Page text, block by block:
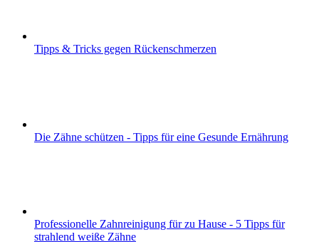
Tipps & Tricks gegen Rückenschmerzen
Die Zähne schützen - Tipps für eine Gesunde Ernährung
Professionelle Zahnreinigung für zu Hause - 5 Tipps für
strahlend weiße Zähne